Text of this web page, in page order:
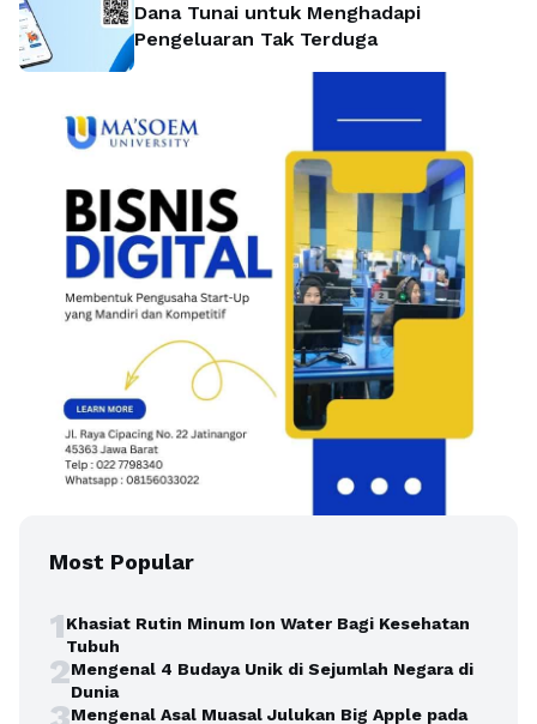
Dana Tunai untuk Menghadapi
Pengeluaran Tak Terduga
Most Popular
1Khasiat Rutin Minum Ion Water Bagi Kesehatan
Tubuh
2Mengenal 4 Budaya Unik di Sejumlah Negara di
Dunia
Mengenal Asal Muasal Julukan Big Apple pada